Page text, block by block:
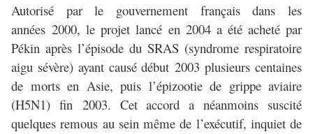
Autorisé par le gouvernement français dans les
années 2000, le projet lancé en 2004 a été acheté par
Pékin après l’épisode du SRAS (syndrome respiratoire
aigu sévère) ayant causé début 2003 plusieurs centaines
de morts en Asie, puis l’épizootie de grippe aviaire
(H5N1) fin 2003. Cet accord a néanmoins suscité
quelques remous au sein même de l’exécutif, inquiet de